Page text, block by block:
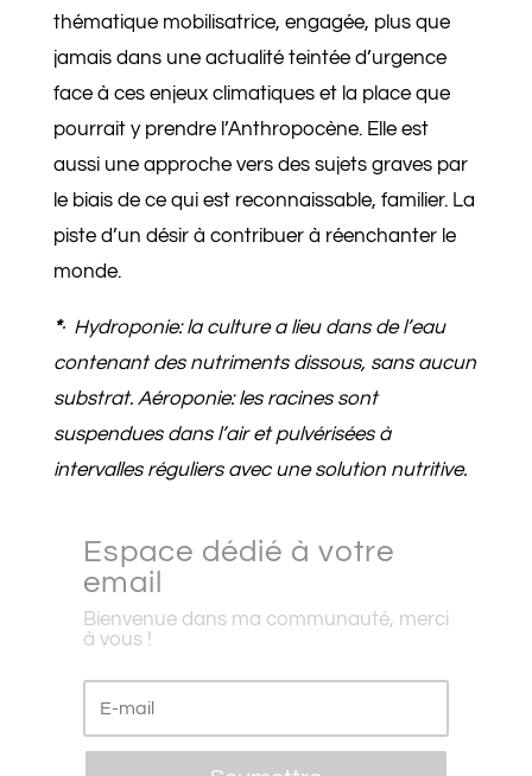
thématique mobilisatrice, engagée, plus que
jamais dans une actualité teintée d’urgence
face à ces enjeux climatiques et la place que
pourrait y prendre l’Anthropocène. Elle est
aussi une approche vers des sujets graves par
le biais de ce qui est reconnaissable, familier. La
piste d’un désir à contribuer à réenchanter le
monde.
*· Hydroponie: la culture a lieu dans de l’eau
contenant des nutriments dissous, sans aucun
substrat. Aéroponie: les racines sont
suspendues dans l’air et pulvérisées à
intervalles réguliers avec une solution nutritive.
Espace dédié à votre
email
Bienvenue dans ma communauté, merci
à vous !